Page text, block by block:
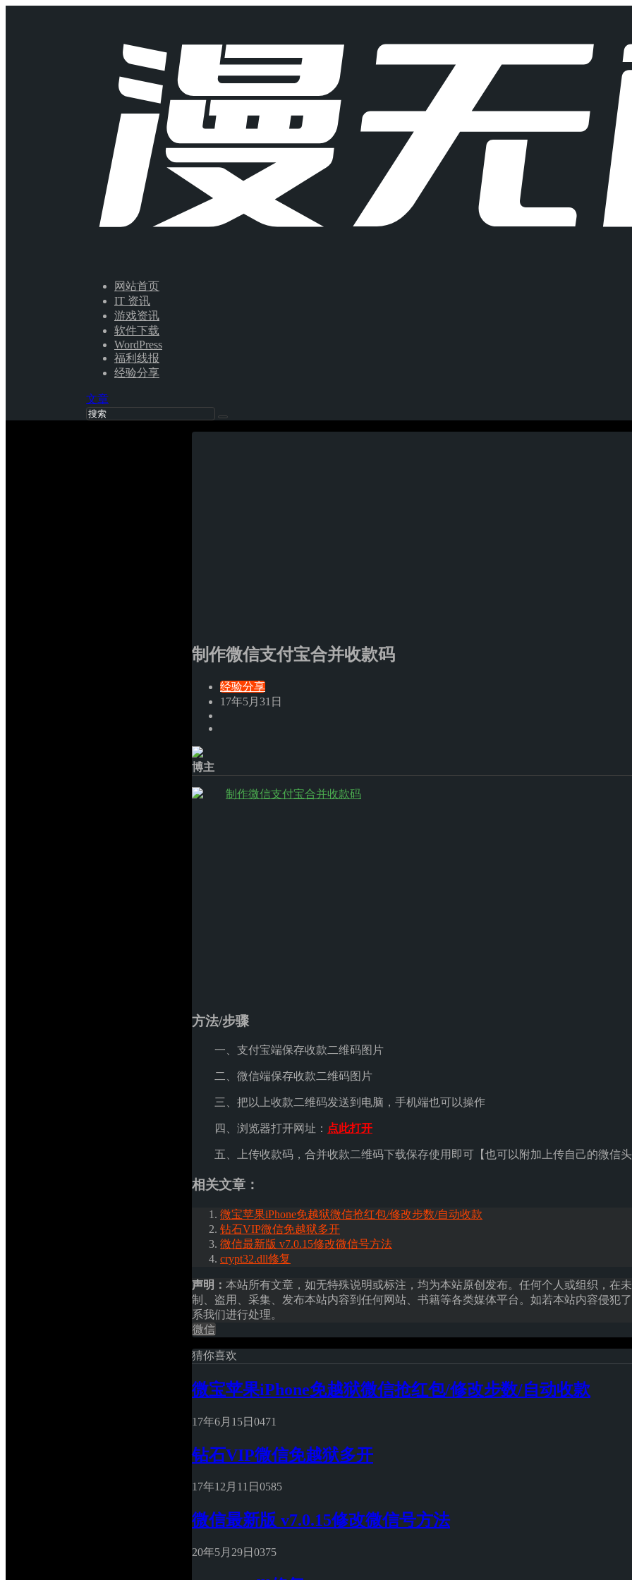
网站首页
IT 资讯
游戏资讯
软件下载
WordPress
福利线报
经验分享
文章
制作微信支付宝合并收款码
经验分享
17年5月31日
博主
方法/步骤
一、支付宝端保存收款二维码图片
二、微信端保存收款二维码图片
三、把以上收款二维码发送到电脑，手机端也可以操作
四、浏览器打开网址： 点此打开
五、上传收款码，合并收款二维码下载保存使用即可【也可以附加上传自己的微信
相关文章：
微宝苹果iPhone免越狱微信抢红包/修改步数/自动收款
钻石VIP微信免越狱多开
微信最新版 v7.0.15修改微信号方法
crypt32.dll修复
声明： 本站所有文章，如无特殊说明或标注，均为本站原创发布。任何个人或组织，在
制、盗用、采集、发布本站内容到任何网站、书籍等各类媒体平台。如若本站内容侵犯
系我们进行处理。
微信
猜你喜欢
微宝苹果iPhone免越狱微信抢红包/修改步数/自动收款
17年6月15日 0471
钻石VIP微信免越狱多开
17年12月11日 0585
微信最新版 v7.0.15修改微信号方法
20年5月29日 0375